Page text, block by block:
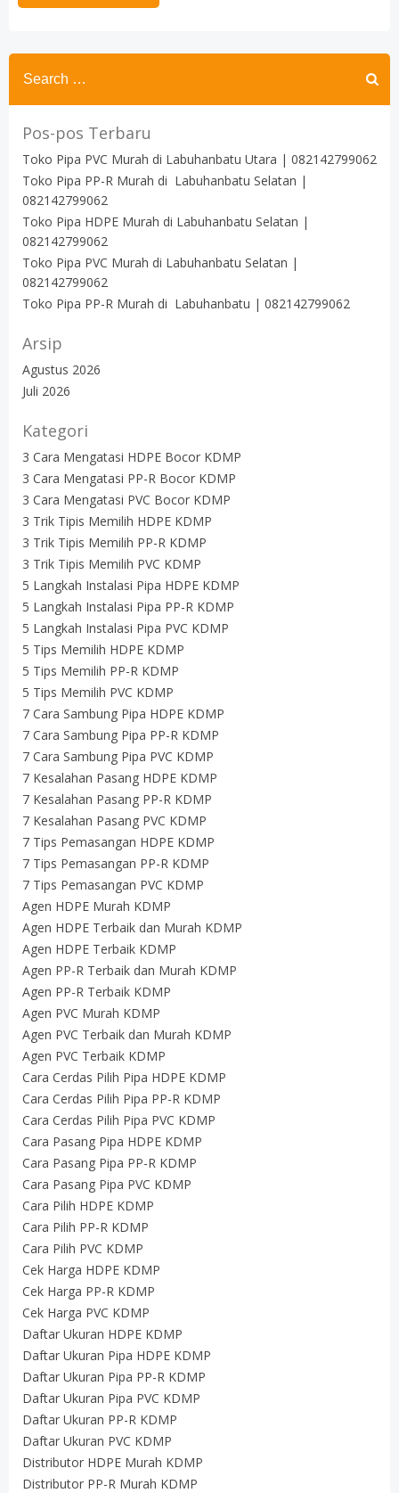
Search
for:
Pos-pos Terbaru
Toko Pipa PVC Murah di Labuhanbatu Utara | 082142799062
Toko Pipa PP-R Murah di Labuhanbatu Selatan |
082142799062
Toko Pipa HDPE Murah di Labuhanbatu Selatan |
082142799062
Toko Pipa PVC Murah di Labuhanbatu Selatan |
082142799062
Toko Pipa PP-R Murah di Labuhanbatu | 082142799062
Arsip
Agustus 2026
Juli 2026
Kategori
3 Cara Mengatasi HDPE Bocor KDMP
3 Cara Mengatasi PP-R Bocor KDMP
3 Cara Mengatasi PVC Bocor KDMP
3 Trik Tipis Memilih HDPE KDMP
3 Trik Tipis Memilih PP-R KDMP
3 Trik Tipis Memilih PVC KDMP
5 Langkah Instalasi Pipa HDPE KDMP
5 Langkah Instalasi Pipa PP-R KDMP
5 Langkah Instalasi Pipa PVC KDMP
5 Tips Memilih HDPE KDMP
5 Tips Memilih PP-R KDMP
5 Tips Memilih PVC KDMP
7 Cara Sambung Pipa HDPE KDMP
7 Cara Sambung Pipa PP-R KDMP
7 Cara Sambung Pipa PVC KDMP
7 Kesalahan Pasang HDPE KDMP
7 Kesalahan Pasang PP-R KDMP
7 Kesalahan Pasang PVC KDMP
7 Tips Pemasangan HDPE KDMP
7 Tips Pemasangan PP-R KDMP
7 Tips Pemasangan PVC KDMP
Agen HDPE Murah KDMP
Agen HDPE Terbaik dan Murah KDMP
Agen HDPE Terbaik KDMP
Agen PP-R Terbaik dan Murah KDMP
Agen PP-R Terbaik KDMP
Agen PVC Murah KDMP
Agen PVC Terbaik dan Murah KDMP
Agen PVC Terbaik KDMP
Cara Cerdas Pilih Pipa HDPE KDMP
Cara Cerdas Pilih Pipa PP-R KDMP
Cara Cerdas Pilih Pipa PVC KDMP
Cara Pasang Pipa HDPE KDMP
Cara Pasang Pipa PP-R KDMP
Cara Pasang Pipa PVC KDMP
Cara Pilih HDPE KDMP
Cara Pilih PP-R KDMP
Cara Pilih PVC KDMP
Cek Harga HDPE KDMP
Cek Harga PP-R KDMP
Cek Harga PVC KDMP
Daftar Ukuran HDPE KDMP
Daftar Ukuran Pipa HDPE KDMP
Daftar Ukuran Pipa PP-R KDMP
Daftar Ukuran Pipa PVC KDMP
Daftar Ukuran PP-R KDMP
Daftar Ukuran PVC KDMP
Distributor HDPE Murah KDMP
Distributor PP-R Murah KDMP